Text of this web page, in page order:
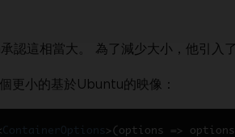
認這相當大。 為了減少大小，他引入
更小的基於Ubuntu的映像：
ContainerOptions >( options => options